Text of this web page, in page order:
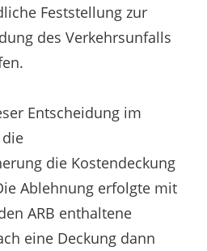
Feststellung zur
des Verkehrsunfalls
Entscheidung im
die Kostendeckung
Ablehnung erfolgte mit
ARB enthaltene
eine Deckung dann